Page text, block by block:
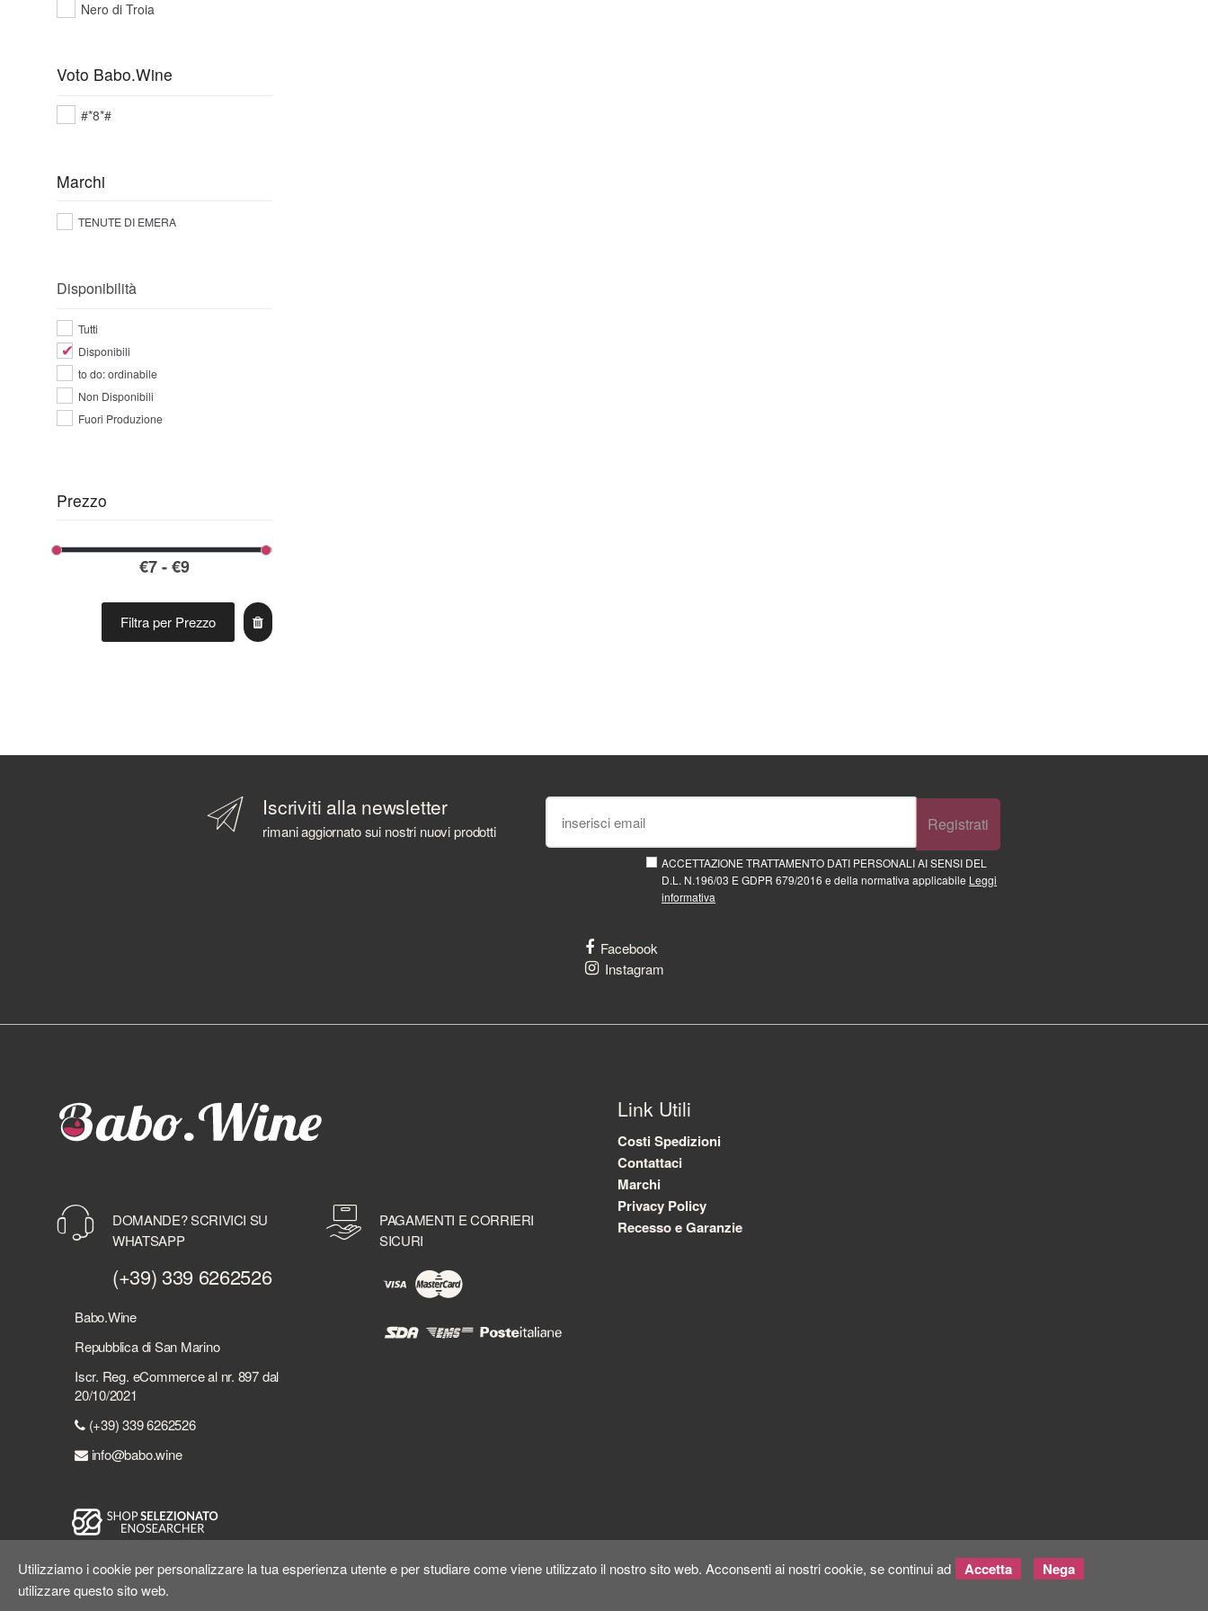
Nero di Troia
Voto Babo.Wine
#*8*#
Marchi
TENUTE DI EMERA
Disponibilità
Tutti
Disponibili
to do: ordinabile
Non Disponibili
Fuori Produzione
Prezzo
Filtra per Prezzo
Iscriviti alla newsletter
rimani aggiornato sui nostri nuovi prodotti Registrati
ACCETTAZIONE TRATTAMENTO DATI PERSONALI AI SENSI DEL
D.L. N.196/03 E GDPR 679/2016 e della normativa applicabile Leggi
informativa
Facebook
Instagram
DOMANDE? SCRIVICI SU
WHATSAPP
(+39) 339 6262526
Babo.Wine
Repubblica di San Marino
Iscr. Reg. eCommerce al nr. 897 dal
20/10/2021
(+39) 339 6262526
info@babo.wine
PAGAMENTI E CORRIERI
SICURI
Link Utili
Costi Spedizioni
Contattaci
Marchi
Privacy Policy
Recesso e Garanzie
Utilizziamo i cookie per personalizzare la tua esperienza utente e per studiare come viene utilizzato il nostro sito web. Acconsenti ai nostri cookie, se continui ad
utilizzare questo sito web.
Accetta Nega